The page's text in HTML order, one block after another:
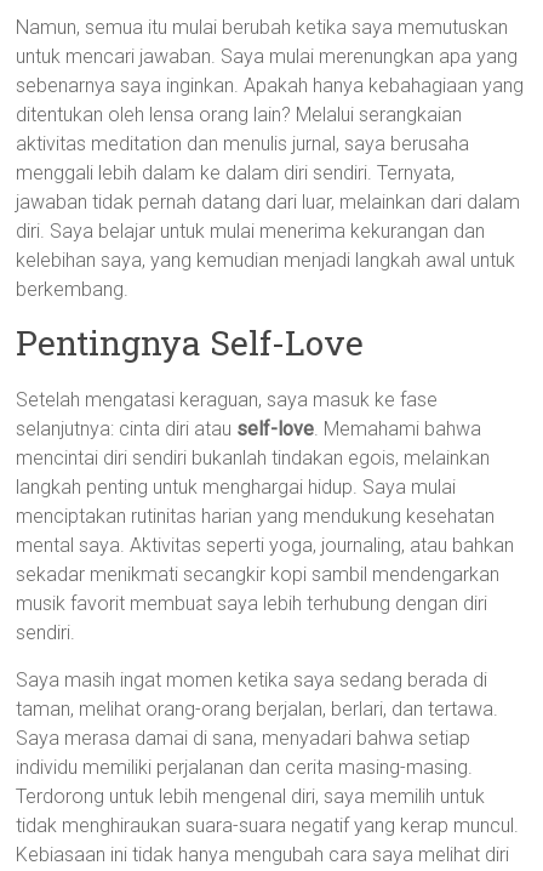
Namun, semua itu mulai berubah ketika saya memutuskan
untuk mencari jawaban. Saya mulai merenungkan apa yang
sebenarnya saya inginkan. Apakah hanya kebahagiaan yang
ditentukan oleh lensa orang lain? Melalui serangkaian
aktivitas meditation dan menulis jurnal, saya berusaha
menggali lebih dalam ke dalam diri sendiri. Ternyata,
jawaban tidak pernah datang dari luar, melainkan dari dalam
diri. Saya belajar untuk mulai menerima kekurangan dan
kelebihan saya, yang kemudian menjadi langkah awal untuk
berkembang.
Pentingnya Self-Love
Setelah mengatasi keraguan, saya masuk ke fase
selanjutnya: cinta diri atau self-love. Memahami bahwa
mencintai diri sendiri bukanlah tindakan egois, melainkan
langkah penting untuk menghargai hidup. Saya mulai
menciptakan rutinitas harian yang mendukung kesehatan
mental saya. Aktivitas seperti yoga, journaling, atau bahkan
sekadar menikmati secangkir kopi sambil mendengarkan
musik favorit membuat saya lebih terhubung dengan diri
sendiri.
Saya masih ingat momen ketika saya sedang berada di
taman, melihat orang-orang berjalan, berlari, dan tertawa.
Saya merasa damai di sana, menyadari bahwa setiap
individu memiliki perjalanan dan cerita masing-masing.
Terdorong untuk lebih mengenal diri, saya memilih untuk
tidak menghiraukan suara-suara negatif yang kerap muncul.
Kebiasaan ini tidak hanya mengubah cara saya melihat diri